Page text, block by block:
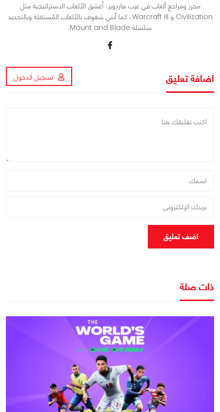
محرر ومراجع ألعاب في عرب هاردوير، أعشق الألعاب الاستراتيجية مثل
Civilization و Warcraft III، كما أنني شغوف بالألعاب المُستقلة وبالتحديد
سلسلة Mount and Blade.
اضافة تعليق تسجيل الدخول
اضف تعليق
ذات صلة